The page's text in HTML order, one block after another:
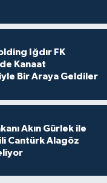
Iğdır FK
Kanaat
Bir Araya Geldiler
Akın Gürlek ile
Cantürk Alagöz